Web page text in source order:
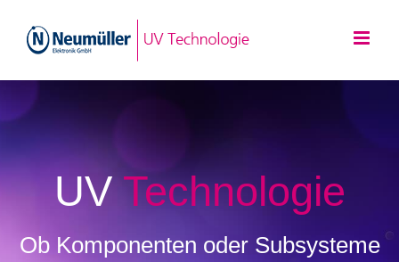
Inhalt
springen
UV Technologie
Ob Komponenten oder Subsysteme